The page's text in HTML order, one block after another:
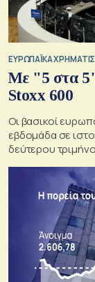
ΕΥΡΩΠΑΪΚΑ
Με "5 στα
Stoxx 600
Οι βασικοί
εβδομάδα σε
δεύτερου